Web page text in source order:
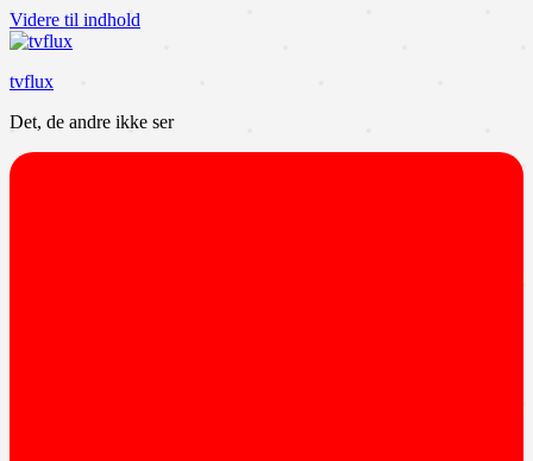
Videre til indhold
tvflux
Det, de andre ikke ser